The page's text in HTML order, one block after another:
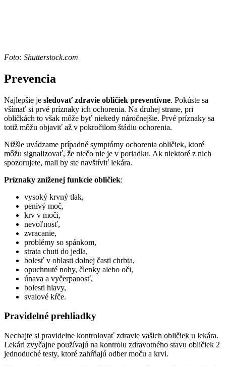
Foto: Shutterstock.com
Prevencia
Najlepšie je sledovať zdravie obličiek preventívne. Pokúste sa
všímať si prvé príznaky ich ochorenia. Na druhej strane, pri
obličkách to však môže byť niekedy náročnejšie. Prvé príznaky sa
totiž môžu objaviť až v pokročilom štádiu ochorenia.
Nižšie uvádzame prípadné symptómy ochorenia obličiek, ktoré
môžu signalizovať, že niečo nie je v poriadku. Ak niektoré z nich
spozorujete, mali by ste navštíviť lekára.
Príznaky zníženej funkcie obličiek:
vysoký krvný tlak,
penivý moč,
krv v moči,
nevoľnosť,
zvracanie,
problémy so spánkom,
strata chuti do jedla,
bolesť v oblasti dolnej časti chrbta,
opuchnuté nohy, členky alebo oči,
únava a vyčerpanosť,
bolesti hlavy,
svalové kŕče.
Pravidelné prehliadky
Nechajte si pravidelne kontrolovať zdravie vašich obličiek u lekára.
Lekári zvyčajne používajú na kontrolu zdravotného stavu obličiek 2
jednoduché testy, ktoré zahŕňajú odber moču a krvi.